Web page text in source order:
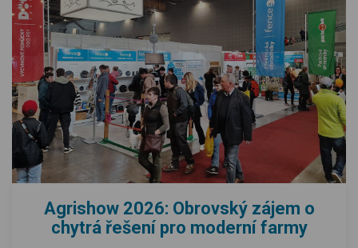
Agrishow 2026: Obrovský zájem o
chytrá řešení pro moderní farmy